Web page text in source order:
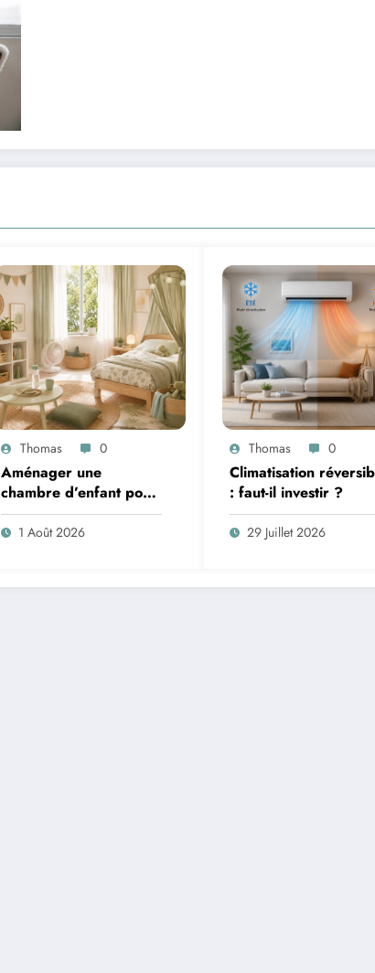
Thomas 0
Aménager une
chambre d’enfant pour
l’été : sécurité, literie et
ventilation
1 Août 2026
Thomas 0
Climatisation
: faut-il investir ?
29 Juillet 2026